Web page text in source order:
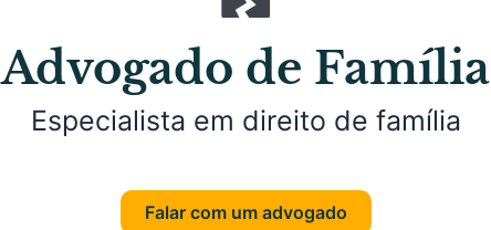
Advogado de Família
Especialista em direito de família
Falar com um advogado